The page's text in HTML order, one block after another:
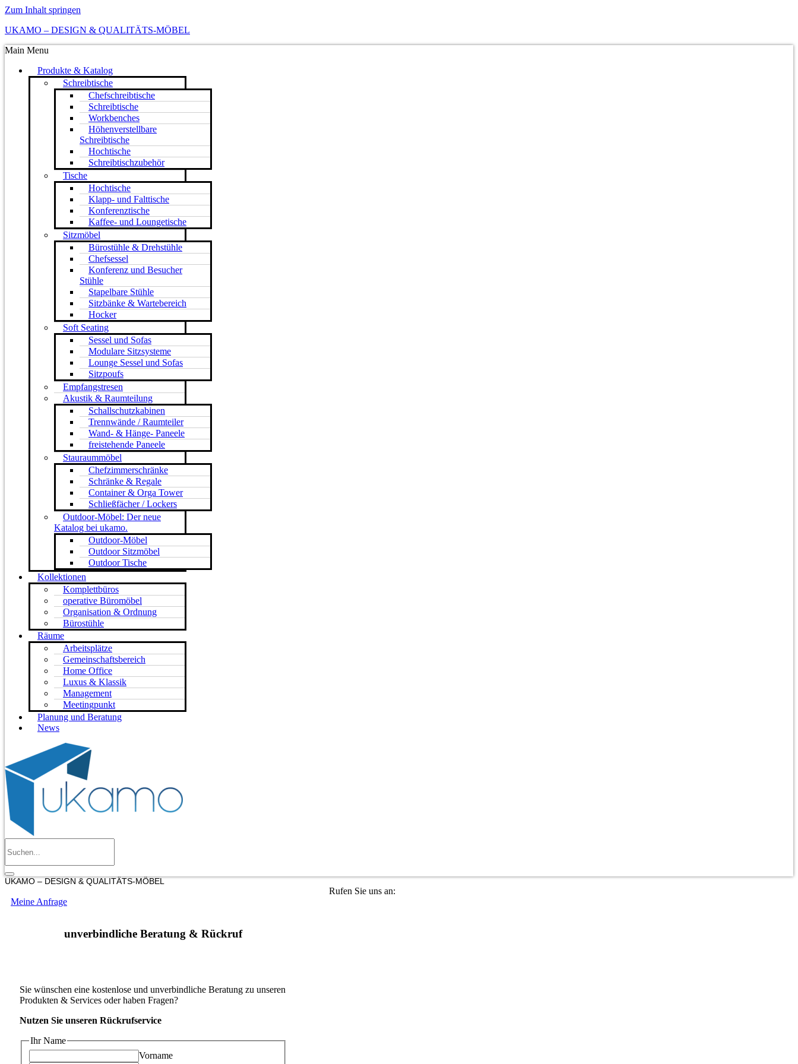
Zum Inhalt springen
UKAMO – DESIGN & QUALITÄTS-MÖBEL
Main Menu
Produkte & Katalog
Schreibtische
Chefschreibtische
Schreibtische
Workbenches
Höhenverstellbare
Schreibtische
Hochtische
Schreibtischzubehör
Tische
Hochtische
Klapp- und Falttische
Konferenztische
Kaffee- und Loungetische
Sitzmöbel
Bürostühle & Drehstühle
Chefsessel
Konferenz und Besucher
Stühle
Stapelbare Stühle
Sitzbänke & Wartebereich
Hocker
Soft Seating
Sessel und Sofas
Modulare Sitzsysteme
Lounge Sessel und Sofas
Sitzpoufs
Empfangstresen
Akustik & Raumteilung
Schallschutzkabinen
Trennwände / Raumteiler
Wand- & Hänge- Paneele
freistehende Paneele
Stauraummöbel
Chefzimmerschränke
Schränke & Regale
Container & Orga Tower
Schließfächer / Lockers
Outdoor-Möbel: Der neue
Katalog bei ukamo.
Outdoor-Möbel
Outdoor Sitzmöbel
Outdoor Tische
Kollektionen
Komplettbüros
operative Büromöbel
Organisation & Ordnung
Bürostühle
Räume
Arbeitsplätze
Gemeinschaftsbereich
Home Office
Luxus & Klassik
Management
Meetingpunkt
Planung und Beratung
News
UKAMO – DESIGN & QUALITÄTS-MÖBEL
Rufen Sie uns an:
Meine Anfrage
unverbindliche Beratung & Rückruf
Sie wünschen eine kostenlose und unverbindliche Beratung zu unseren
Produkten & Services oder haben Fragen?
Nutzen Sie unseren Rückrufservice
Ihr Name
Vorname